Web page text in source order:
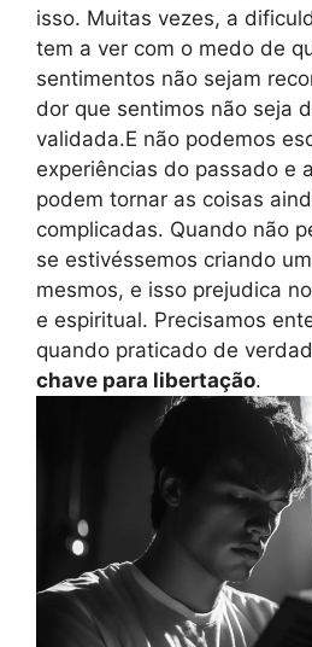
isso. Muitas vezes, a
tem a ver com o medo de
sentimentos não sejam
dor que sentimos não seja
validada.E não podemos
experiências do passado e
podem tornar as coisas
complicadas. Quando não
se estivéssemos criando
mesmos, e isso prejudica
e espiritual. Precisamos
quando praticado de
chave para libertação.